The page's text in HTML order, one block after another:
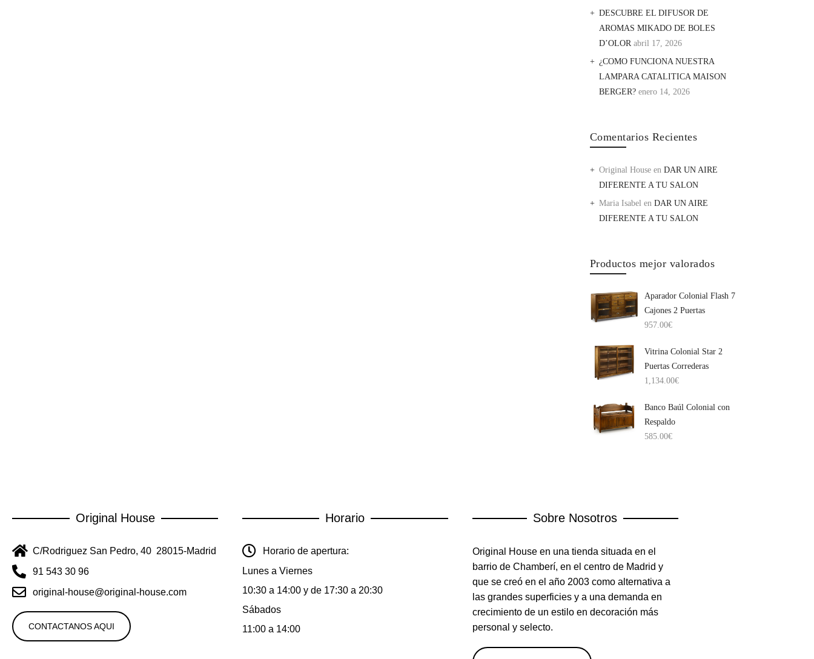
DESCUBRE EL DIFUSOR DE
AROMAS MIKADO DE BOLES
D’OLOR abril 17, 2026
¿COMO FUNCIONA NUESTRA
LAMPARA CATALITICA MAISON
BERGER? enero 14, 2026
Comentarios Recientes
Original Houseen DAR UN AIRE
DIFERENTE A TU SALON
Maria Isabelen DAR UN AIRE
DIFERENTE A TU SALON
Productos mejor valorados
Aparador Colonial Flash 7
Cajones 2 Puertas
957.00€
Vitrina Colonial Star 2
Puertas Correderas
1,134.00€
Banco Baúl Colonial con
Respaldo
585.00€
Original House
C/Rodriguez San Pedro, 40 28015-Madrid
91 543 30 96
original-house@original-house.com
CONTACTANOS AQUI
Horario
Horario de apertura:
Lunes a Viernes
10:30 a 14:00 y de 17:30 a 20:30
Sábados
11:00 a 14:00
Sobre Nosotros
Original House en una tienda situada en el
barrio de Chamberí, en el centro de Madrid y
que se creó en el año 2003 como alternativa a
las grandes superficies y a una demanda en
crecimiento de un estilo en decoración más
personal y selecto.